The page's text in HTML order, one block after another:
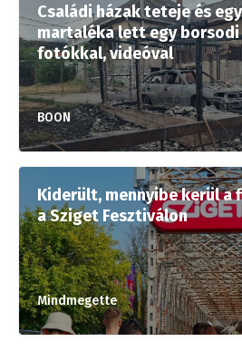
Családi házak teteje és
martaléka lett egy borsodi
fotókkal, videóval
BOON
Kiderült, mennyibe kerül a
a Sziget Fesztiválon
Mindmegette